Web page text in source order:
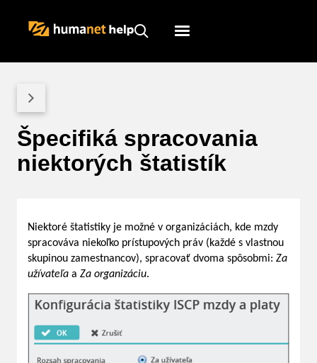
Humanet
Špecifiká spracovania
niektorých štatistík
Niektoré štatistiky je možné v organizáciách, kde mzdy
spracováva niekoľko prístupových práv (každé s vlastnou
skupinou zamestnancov), spracovať dvoma spôsobmi: Za
užívateľa a Za organizáciu.